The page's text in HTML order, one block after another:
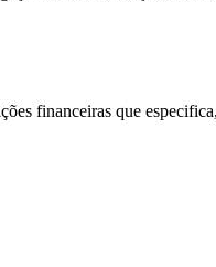
financeiras que